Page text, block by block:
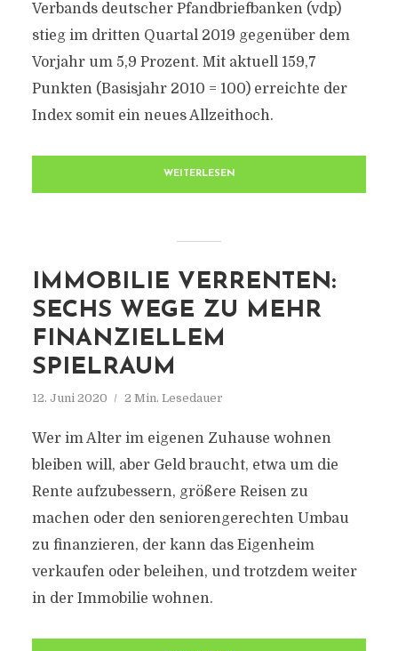
Verbands deutscher Pfandbriefbanken (vdp)
stieg im dritten Quartal 2019 gegenüber dem
Vorjahr um 5,9 Prozent. Mit aktuell 159,7
Punkten (Basisjahr 2010 = 100) erreichte der
Index somit ein neues Allzeithoch.
WEITERLESEN
IMMOBILIE VERRENTEN:
SECHS WEGE ZU MEHR
FINANZIELLEM
SPIELRAUM
12. Juni 2020 2 Min. Lesedauer
Wer im Alter im eigenen Zuhause wohnen
bleiben will, aber Geld braucht, etwa um die
Rente aufzubessern, größere Reisen zu
machen oder den seniorengerechten Umbau
zu finanzieren, der kann das Eigenheim
verkaufen oder beleihen, und trotzdem weiter
in der Immobilie wohnen.